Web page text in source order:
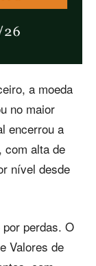
a moeda
no maior
encerrou a
com alta de
nível desde
perdas. O
Valores de